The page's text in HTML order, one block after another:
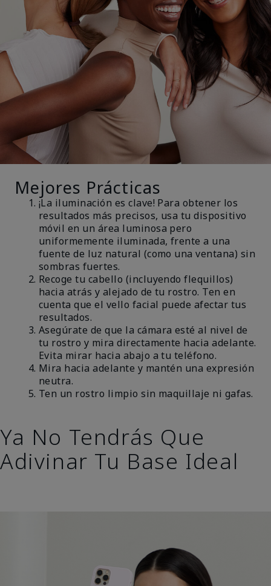
Mejores Prácticas
¡La iluminación es clave! Para obtener los
resultados más precisos, usa tu dispositivo
móvil en un área luminosa pero
uniformemente iluminada, frente a una
fuente de luz natural (como una ventana) sin
sombras fuertes.
Recoge tu cabello (incluyendo flequillos)
hacia atrás y alejado de tu rostro. Ten en
cuenta que el vello facial puede afectar tus
resultados.
Asegúrate de que la cámara esté al nivel de
tu rostro y mira directamente hacia adelante.
Evita mirar hacia abajo a tu teléfono.
Mira hacia adelante y mantén una expresión
neutra.
Ten un rostro limpio sin maquillaje ni gafas.
Ya No Tendrás Que
Adivinar Tu Base Ideal